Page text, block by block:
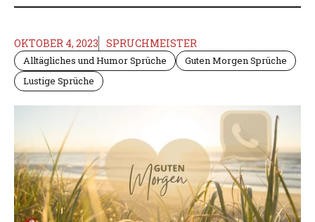
OKTOBER 4, 2023 SPRUCHMEISTER
Alltägliches und Humor Sprüche
Guten Morgen Sprüche
Lustige Sprüche